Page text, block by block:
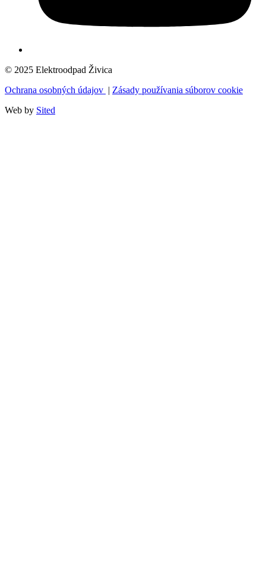
© 2025 Elektroodpad Živica
Ochrana osobných údajov | Zásady používania súborov cookie
Web by Sited